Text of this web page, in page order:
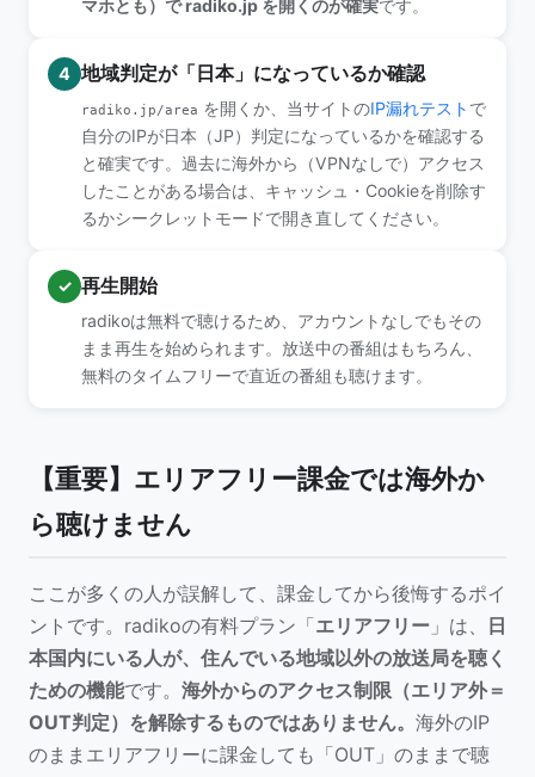
マホとも）で radiko.jp を開くのが確実です。
4 地域判定が「日本」になっているか確認
radiko.jp/area を開くか、当サイトのIP漏れテスト で
自分のIPが日本（JP）判定になっているかを確認する
と確実です。過去に海外から（VPNなしで）アクセス
したことがある場合は、キャッシュ・Cookieを削除す
るかシークレットモードで開き直してください。
✓ 再生開始
radikoは無料で聴けるため、アカウントなしでもその
まま再生を始められます。放送中の番組はもちろん、
無料のタイムフリーで直近の番組も聴けます。
【重要】エリアフリー課金では海外か
ら聴けません
ここが多くの人が誤解して、課金してから後悔するポイ
ントです。radikoの有料プラン「エリアフリー 」は、
日
本国内にいる人が、住んでいる地域以外の放送局を聴く
ための機能です。 海外からのアクセス制限（エリア外＝
OUT判定）を解除するものではありません。 海外のIP
のままエリアフリーに課金しても「OUT」のままで聴